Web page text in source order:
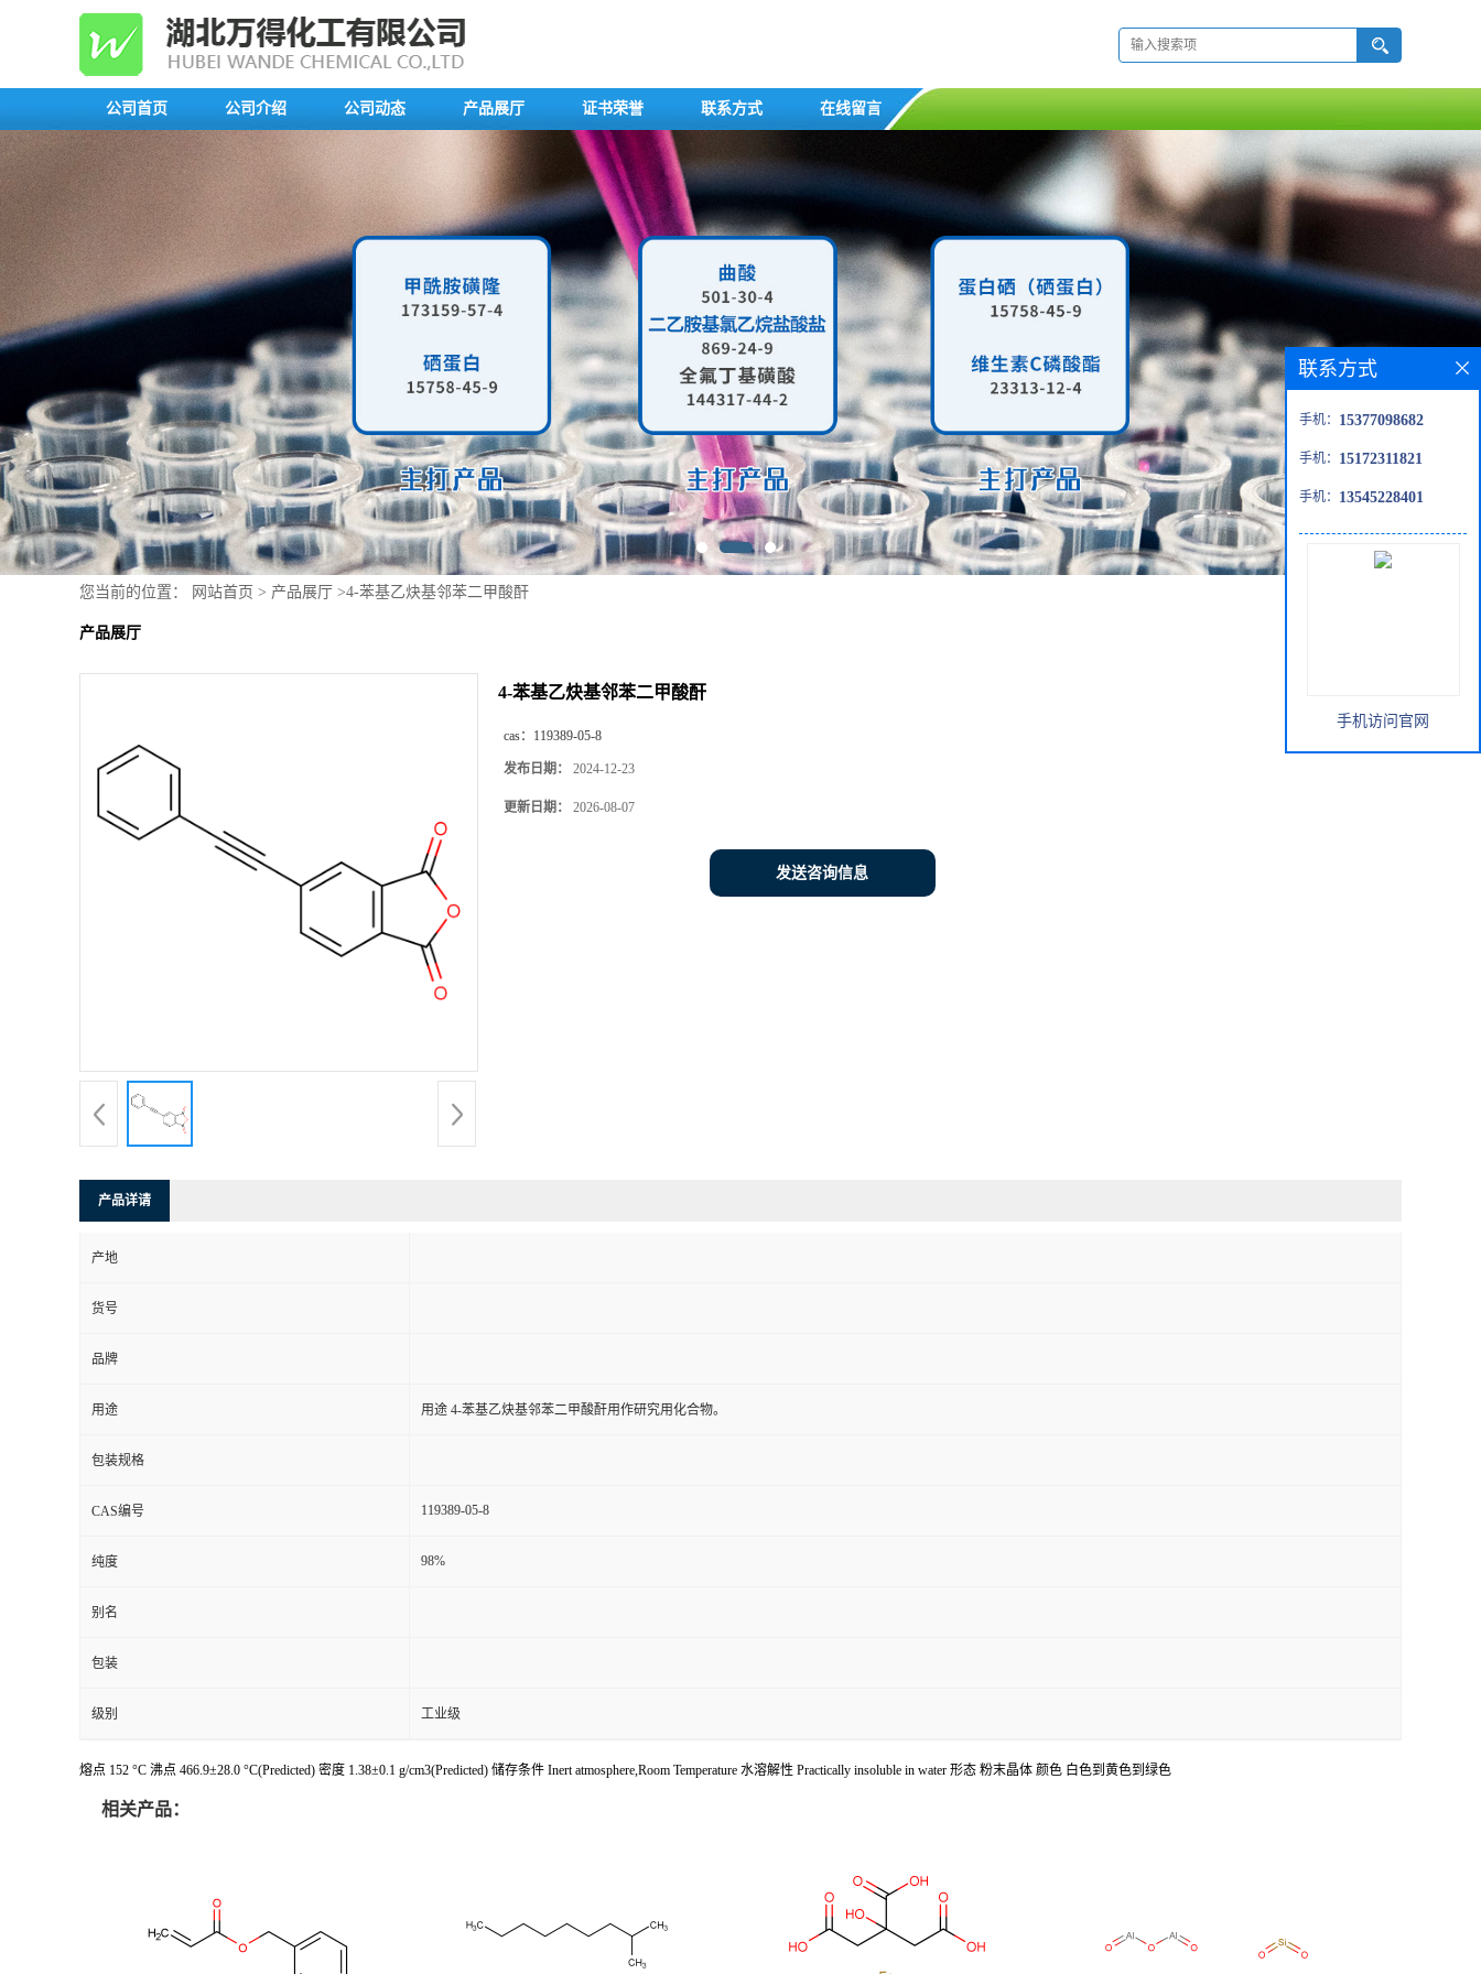
公司首页 公司介绍 公司动态 产品展厅 证书荣誉 联系方式 在线留言
您当前的位置： 网站首页 > 产品展厅 >4-苯基乙炔基邻苯二甲酸酐
产品展厅
4-苯基乙炔基邻苯二甲酸酐
cas： 119389-05-8
发布日期： 2024-12-23
更新日期： 2026-08-07
发送咨询信息
产品详请
产地
货号
品牌
用途 用途 4-苯基乙炔基邻苯二甲酸酐用作研究用化合物。
包装规格
CAS编号 119389-05-8
纯度 98%
别名
包装
级别 工业级
熔点 152 °C 沸点 466.9±28.0 °C(Predicted) 密度 1.38±0.1 g/cm3(Predicted) 储存条件 Inert atmosphere,Room Temperature 水溶解性 Practically insoluble in water 形态 粉末晶体 颜色 白色到黄色到绿色
相关产品：
联系方式
手机： 15377098682
手机： 15172311821
手机： 13545228401
手机访问官网